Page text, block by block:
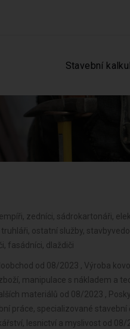
Stavební
zedníci, sádrokartonáři,
ostatní služby,
fasádníci, dlaždiči
od 08/2023 , Výroba
manipulace s nákladem a
materiálů od 08/2023 ,
práce, specializované
lesnictví a myslivost od